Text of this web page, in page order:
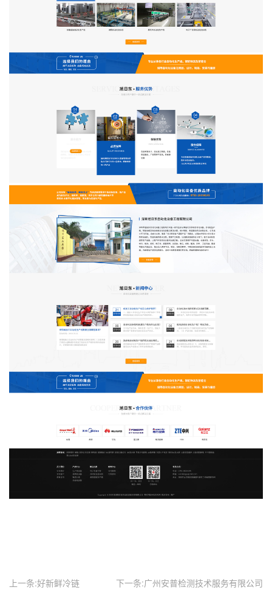
上一条:好新鲜冷链 下一条:广州安普检测技术服务有限公司